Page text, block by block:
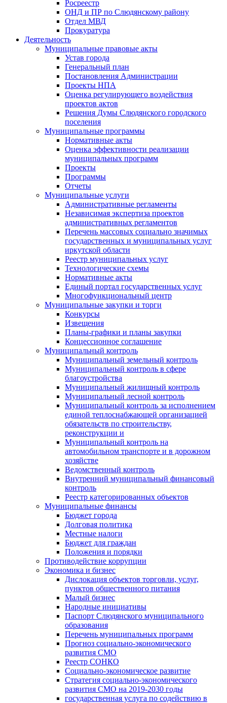
Росреестр
ОНД и ПР по Слюдянскому району
Отдел МВД
Прокуратура
Деятельность
Муниципальные правовые акты
Устав города
Генеральный план
Постановления Администрации
Проекты НПА
Оценка регулирующего воздействия
проектов актов
Решения Думы Слюдянского городского
поселения
Муниципальные программы
Нормативные акты
Оценка эффективности реализации
муниципальных программ
Проекты
Программы
Отчеты
Муниципальные услуги
Административные регламенты
Независимая экспертиза проектов
административных регламентов
Перечень массовых социально значимых
государственных и муниципальных услуг
иркутской области
Реестр муниципальных услуг
Технологические схемы
Нормативные акты
Единый портал государственных услуг
Многофункциональный центр
Муниципальные закупки и торги
Конкурсы
Извещения
Планы-графики и планы закупки
Концессионное соглашение
Муниципальный контроль
Муниципальный земельный контроль
Муниципальный контроль в сфере
благоустройства
Муниципальный жилищный контроль
Муниципальный лесной контроль
Муниципальный контроль за исполнением
единой теплоснабжающей организацией
обязательств по строительству,
реконструкции и
Муниципальный контроль на
автомобильном транспорте и в дорожном
хозяйстве
Ведомственный контроль
Внутренний муниципальный финансовый
контроль
Реестр категорированных объектов
Муниципальные финансы
Бюджет города
Долговая политика
Местные налоги
Бюджет для граждан
Положения и порядки
Противодействие коррупции
Экономика и бизнес
Дислокация объектов торговли, услуг,
пунктов общественного питания
Малый бизнес
Народные инициативы
Паспорт Слюдянского муниципального
образования
Перечень муниципальных программ
Прогноз социально-экономического
развития СМО
Реестр СОНКО
Социально-экономическое развитие
Стратегия социально-экономического
развития СМО на 2019-2030 годы
государственная услуга по содействию в